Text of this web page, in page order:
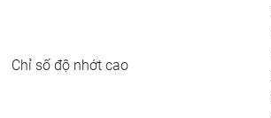
Chỉ số độ nhớt cao